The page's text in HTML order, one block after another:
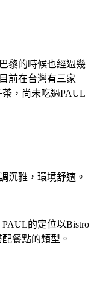
黎的時候也經過幾
前在台灣有三家
，尚未吃過PAUL
沉雅，環境舒適。
的定位以Bistro
餐點的類型。